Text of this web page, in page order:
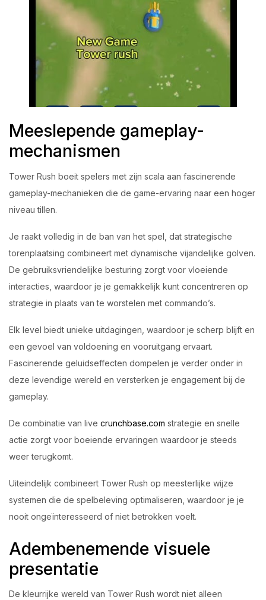
Meeslepende gameplay-
mechanismen
Tower Rush boeit spelers met zijn scala aan fascinerende
gameplay-mechanieken die de game-ervaring naar een hoger
niveau tillen.
Je raakt volledig in de ban van het spel, dat strategische
torenplaatsing combineert met dynamische vijandelijke golven.
De gebruiksvriendelijke besturing zorgt voor vloeiende
interacties, waardoor je je gemakkelijk kunt concentreren op
strategie in plaats van te worstelen met commando’s.
Elk level biedt unieke uitdagingen, waardoor je scherp blijft en
een gevoel van voldoening en vooruitgang ervaart.
Fascinerende geluidseffecten dompelen je verder onder in
deze levendige wereld en versterken je engagement bij de
gameplay.
De combinatie van live crunchbase.com strategie en snelle
actie zorgt voor boeiende ervaringen waardoor je steeds
weer terugkomt.
Uiteindelijk combineert Tower Rush op meesterlijke wijze
systemen die de spelbeleving optimaliseren, waardoor je je
nooit ongeïnteresseerd of niet betrokken voelt.
Adembenemende visuele
presentatie
De kleurrijke wereld van Tower Rush wordt niet alleen